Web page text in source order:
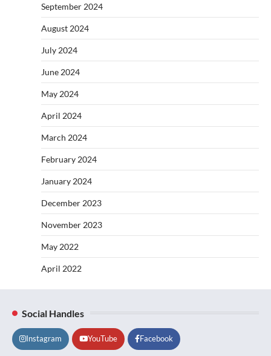
September 2024
August 2024
July 2024
June 2024
May 2024
April 2024
March 2024
February 2024
January 2024
December 2023
November 2023
May 2022
April 2022
Social Handles
Instagram YouTube Facebook